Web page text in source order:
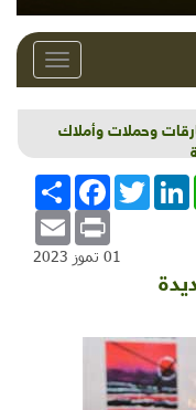
Toggle
وحملات وأملاك
انشر
FacebookTwitterLinkedIn
Email Print
01 تموز 2023